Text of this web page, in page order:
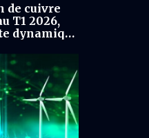
de cuivre
T1 2026,
dynamique